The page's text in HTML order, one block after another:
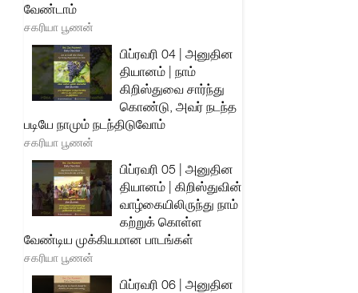
வேண்டாம்
சகரியா பூணன்
பிப்ரவரி 04 | அனுதின
தியானம் | நாம்
கிறிஸ்துவை சார்ந்து
கொண்டு, அவர் நடந்த
படியே நாமும் நடந்திடுவோம்
சகரியா பூணன்
பிப்ரவரி 05 | அனுதின
தியானம் | கிறிஸ்துவின்
வாழ்கையிலிருந்து நாம்
கற்றுக் கொள்ள
வேண்டிய முக்கியமான பாடங்கள்
சகரியா பூணன்
பிப்ரவரி 06 | அனுதின